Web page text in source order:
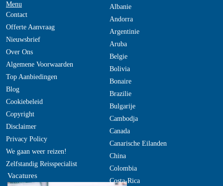
Menu
Contact
Offerte Aanvraag
Nieuwsbrief
Over Ons
Algemene Voorwaarden
Top Aanbiedingen
Blog
Cookiebeleid
Copyright
Disclaimer
Privacy Policy
We gaan weer reizen!
Zelfstandig Reisspecialist
Vacatures
Albanie
Andorra
Argentinie
Aruba
Belgie
Bolivia
Bonaire
Brazilie
Bulgarije
Cambodja
Canada
Canarische Eilanden
China
Colombia
Costa-Rica